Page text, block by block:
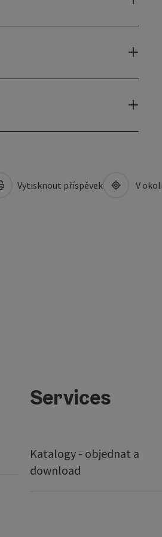
Vytisknout příspěvek V
Services
Katalogy - objednat a
download